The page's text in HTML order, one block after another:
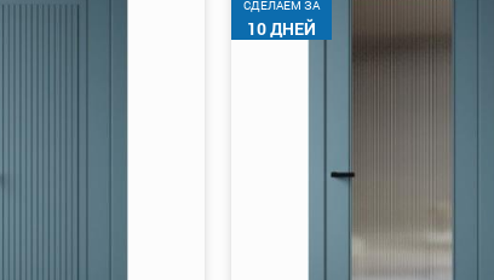
CДЕЛАЕМ ЗА
10 ДНЕЙ